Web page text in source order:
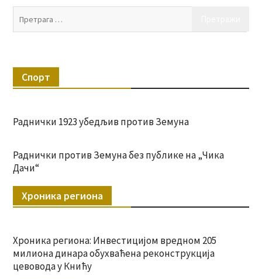
Спорт
Раднички 1923 убедљив против Земуна
Раднички против Земуна без публике на „Чика
Дачи“
Хроника региона
Хроника региона: Инвестицијом вредном 205
милиона динара обухваћена реконструкција
цевовода у Книћу